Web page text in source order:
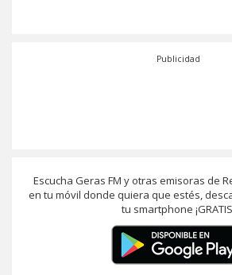
Publicidad
Escucha Geras FM y otras emisoras de
en tu móvil donde quiera que estés,
tu smartphone